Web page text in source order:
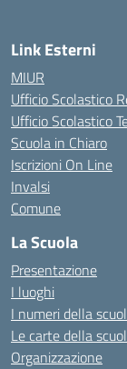
Link Esterni
MIUR
Ufficio Scolastico
Ufficio Scolastico
Scuola in Chiaro
Iscrizioni On Line
Invalsi
Comune
La Scuola
Presentazione
I luoghi
I numeri della
Le carte della
Organizzazione